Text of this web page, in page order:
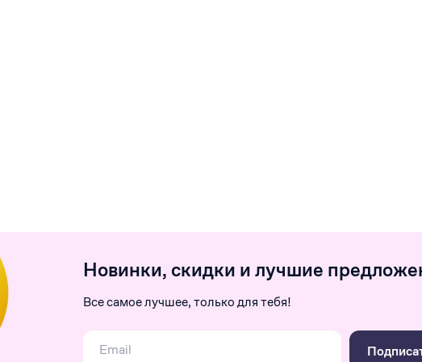
Новинки, скидки и лучшие
Все самое лучшее, только для тебя!